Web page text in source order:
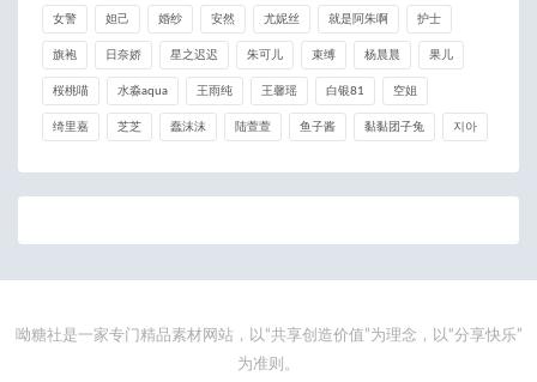
女警 妲己 婚纱 安然 尤妮丝 就是阿朱啊 护士
旗袍 日奈娇 星之迟迟 朱可儿 束缚 杨晨晨 果儿
桜桃喵 水淼aqua 王雨纯 王馨瑶 白银81 空姐
绮里嘉 芝芝 蠢沫沫 陆萱萱 鱼子酱 黏黏团子兔 지아
呦糖社是一家专门精品素材网站，以“共享创造价值”为理念，以“分享快乐”
为准则。